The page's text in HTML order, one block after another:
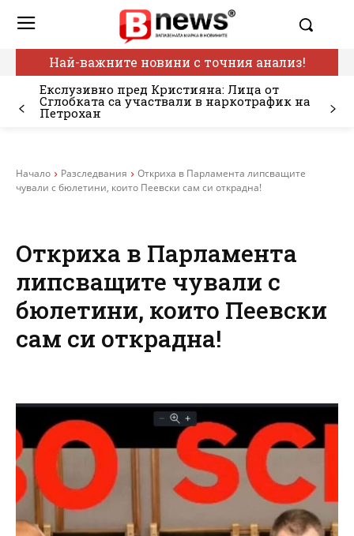
Най-важните новини с точния анализ!
Екслузивно пред Кристияна: Лица от
Сглобката са участвали в наркотрафик на
Петрохан
Начало Разследвания
Откриха в Парламента липсващите
чували с бюлетини, които Пеевски сам си открадна!
Откриха в Парламента
липсващите чували с
бюлетини, които Пеевски
сам си открадна!